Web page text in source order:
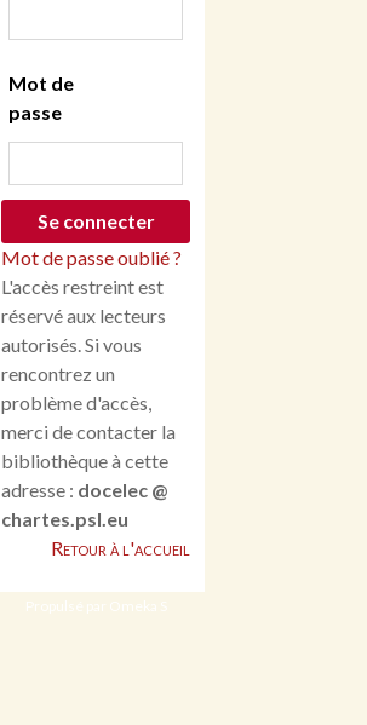
Mot de
passe
Mot de passe oublié ?
L'accès restreint est
réservé aux lecteurs
autorisés. Si vous
rencontrez un
problème d'accès,
merci de contacter la
bibliothèque à cette
adresse : docelec @
chartes.psl.eu
Retour à l'accueil
Propulsé par Omeka S